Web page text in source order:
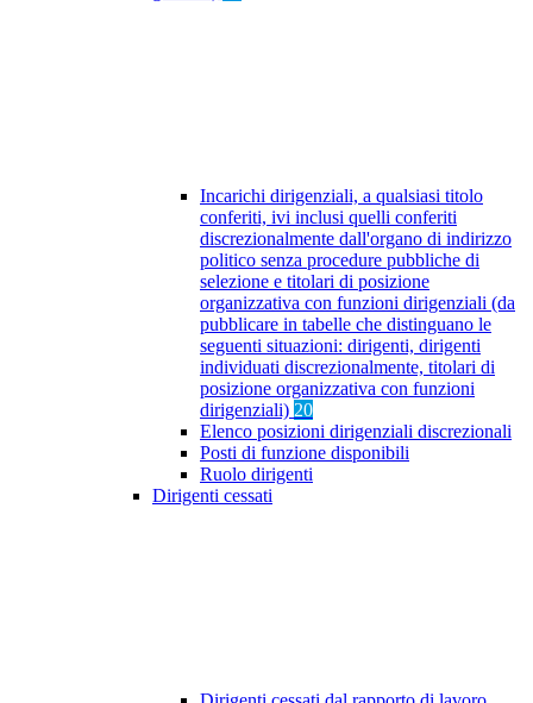
Incarichi dirigenziali, a qualsiasi titolo
conferiti, ivi inclusi quelli conferiti
discrezionalmente dall'organo di indirizzo
politico senza procedure pubbliche di
selezione e titolari di posizione
organizzativa con funzioni dirigenziali (da
pubblicare in tabelle che distinguano le
seguenti situazioni: dirigenti, dirigenti
individuati discrezionalmente, titolari di
posizione organizzativa con funzioni
dirigenziali) 20
Elenco posizioni dirigenziali discrezionali
Posti di funzione disponibili
Ruolo dirigenti
Dirigenti cessati